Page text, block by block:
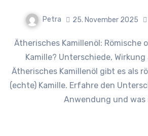
Petra 25. November 2025
Ätherisches Kamillenöl: Römische oder echte (blaue)
Kamille? Unterschiede,
Ätherisches Kamillenöl gibt es als
(echte) Kamille. Erfahre den
Anwendung und was